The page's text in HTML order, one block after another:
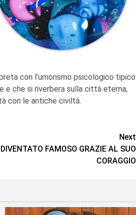
con l’umorismo psicologico tipico
e che si riverbera sulla città eterna,
con le antiche civiltà.
Next
FAMOSO GRAZIE AL SUO
CORAGGIO